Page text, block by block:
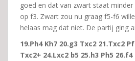
goed en dat van zwart staat
op f3. Zwart zou nu graag f5-f6
helaas mag dat niet. De partij ging
19.Ph4 Kh7 20.g3 Txc2 21.Txc2
Txc2+ 24.Lxc2 b5 25.h3 Ph5